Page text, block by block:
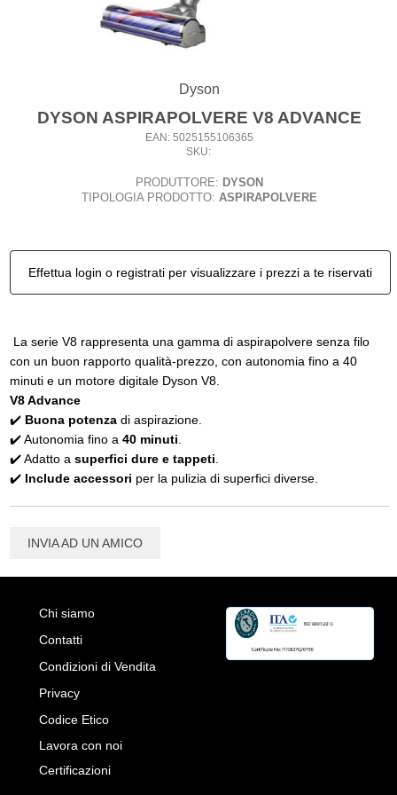
Dyson
DYSON ASPIRAPOLVERE V8 ADVANCE
EAN: 5025155106365
SKU:
PRODUTTORE: DYSON
TIPOLOGIA PRODOTTO: ASPIRAPOLVERE
Effettua login o registrati per visualizzare i prezzi a te riservati
La serie V8 rappresenta una gamma di aspirapolvere senza filo
con un buon rapporto qualità-prezzo, con autonomia fino a 40
minuti e un motore digitale Dyson V8.
V8 Advance
✔️ Buona potenza di aspirazione.
✔️ Autonomia fino a 40 minuti
✔️ Adatto a superfici dure e tappeti
✔️ Include accessori per la pulizia di superfici diverse.
INVIA AD UN AMICO
Chi siamo
Contatti
Condizioni di Vendita
Privacy
Codice Etico
Lavora con noi
Certificazioni